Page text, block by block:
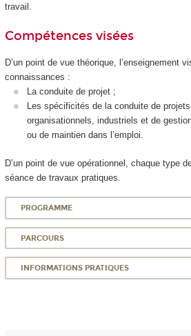
travail.
Compétences visées
D’un point de vue théorique, l’enseignement
connaissances :
La conduite de projet ;
Les spécificités de la conduite de
organisationnels, industriels et de
ou de maintien dans l’emploi.
D’un point de vue opérationnel, chaque type
séance de travaux pratiques.
PROGRAMME
PARCOURS
INFORMATIONS PRATIQUES